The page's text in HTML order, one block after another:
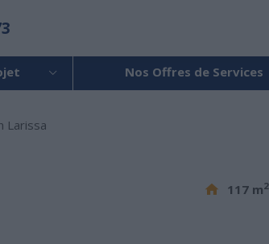
Nos Offres de Services
Larissa
117 m2